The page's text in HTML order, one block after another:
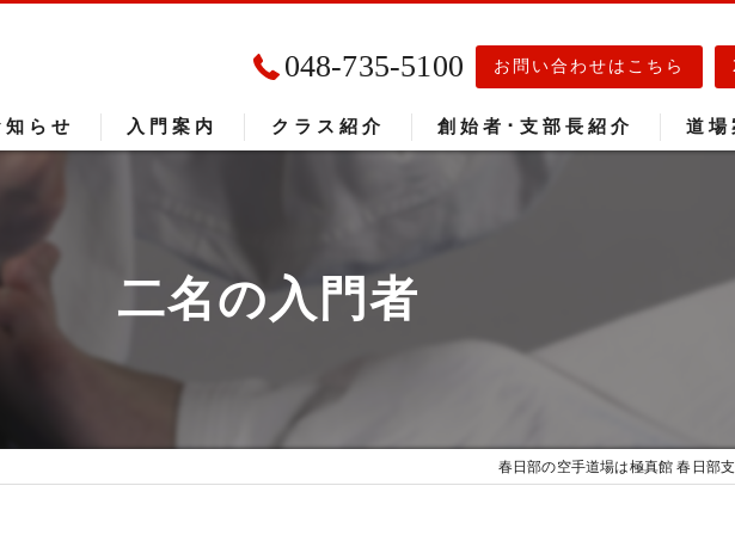
048-735-5100 お問い合わせはこちら
知らせ 入門案内 クラス紹介 創始者･支部長紹介 道場
二名の入門者
春日部の空手道場は極真館 春日部